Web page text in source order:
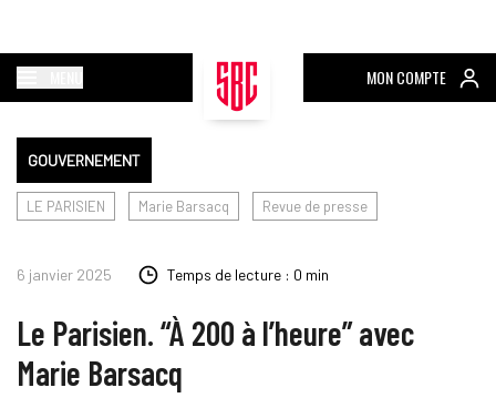
MON COMPTE
GOUVERNEMENT
LE PARISIEN Marie Barsacq Revue de presse
6 janvier 2025 Temps de lecture : 0 min
Le Parisien. “À 200 à l’heure” avec
Marie Barsacq